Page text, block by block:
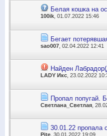
Белая кошка на
100ik , 01.07.2022 15:46
Бегает
sao007 , 02.04.2022 12:41
Найден
LADY Икс , 23.02.2022
Пропал попугай.
Светлана_Светлая ,
30.01.22 пропала
Pite , 30.01.2022 19:09